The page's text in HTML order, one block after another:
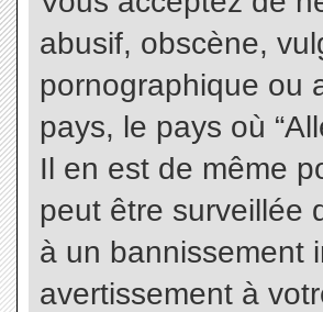
abusif, obscène,
pornographique ou
pays, le pays où
Il en est de même
peut être surveillée
à un bannissement
avertissement à